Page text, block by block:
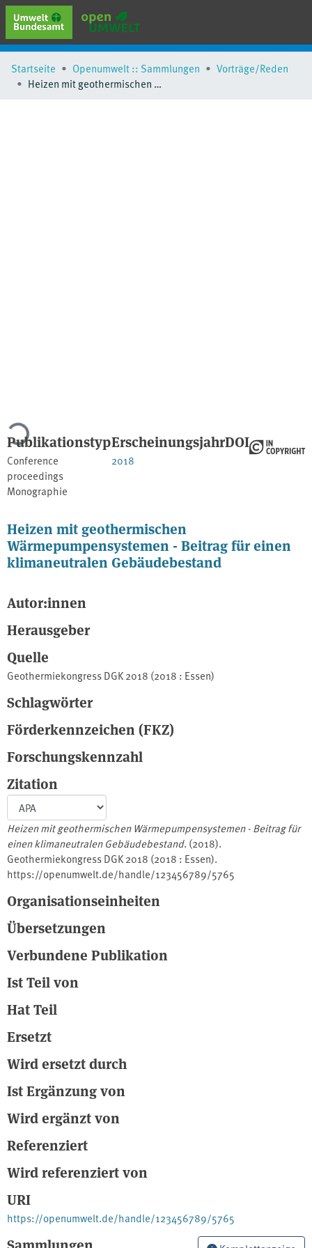
erweiterte Suche
Browse
Startseite Openumwelt :: Sammlungen
Vorträge/Reden
Heizen mit geothermischen Wärmepumpensystemen - Beitrag für einen klimaneutralen Gebäudebestand
Publikationstyp
Conference
proceedings
Monographie
Erscheinungsjahr
2018
DOI
Heizen mit geothermischen
Wärmepumpensystemen - Beitrag für einen
klimaneutralen Gebäudebestand
Autor:innen
Herausgeber
Quelle
Geothermiekongress DGK 2018 (2018 : Essen)
Schlagwörter
Förderkennzeichen (FKZ)
Forschungskennzahl
Zitation
Heizen mit geothermischen Wärmepumpensystemen - Beitrag für
einen klimaneutralen Gebäudebestand. (2018).
Geothermiekongress DGK 2018 (2018 : Essen).
https://openumwelt.de/handle/123456789/5765
Organisationseinheiten
Übersetzungen
Verbundene Publikation
Ist Teil von
Hat Teil
Ersetzt
Wird ersetzt durch
Ist Ergänzung von
Wird ergänzt von
Referenziert
Wird referenziert von
URI
https://openumwelt.de/handle/123456789/5765